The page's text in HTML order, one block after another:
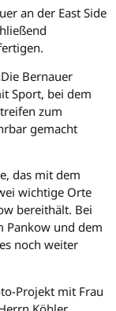
an der East Side
Bernauer
Sport, bei dem
zum
gemacht
das mit dem
wichtige Orte
bereithält. Bei
Pankow und dem
noch weiter
Projekt mit Frau